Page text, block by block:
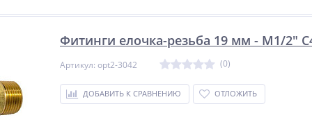
Фитинги елочка-резьба 19 мм - M1/2"
Артикул: opt2-3042 (0)
ДОБАВИТЬ К СРАВНЕНИЮ ОТЛОЖИТЬ